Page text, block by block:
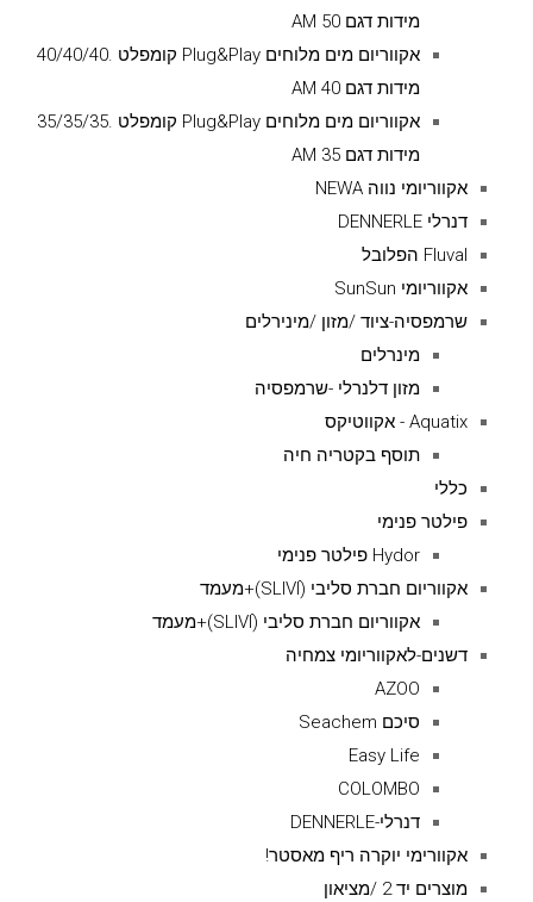
מידות דגם AM 50
אקווריום מים מלוחים Plug&Play קומפלט .40/40/40
מידות דגם AM 40
אקווריום מים מלוחים Plug&Play קומפלט .35/35/35
מידות דגם AM 35
אקווריומי נווה NEWA
דנרלי DENNERLE
Fluval הפלובל
אקווריומי SunSun
שרמפסיה-ציוד /מזון /מינירלים
מינרלים
מזון דלנרלי -שרמפסיה
Aquatix - אקווטיקס
תוסף בקטריה חיה
כללי
פילטר פנימי
Hydor פילטר פנימי
אקווריום חברת סליבי (SLIVIׂׂ)+מעמד
אקווריום חברת סליבי (SLIVIׂׂ)+מעמד
דשנים-לאקווריומי צמחיה
AZOO
סיכם Seachem
Easy Life
COLOMBO
דנרלי-DENNERLE
אקוורימי יוקרה ריף מאסטר!
מוצרים יד 2 /מציאון